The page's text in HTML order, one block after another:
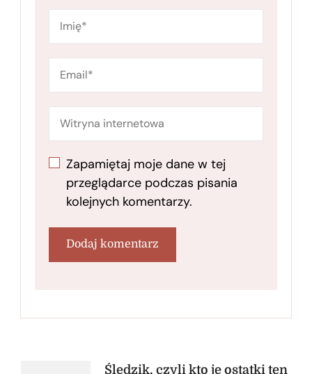
Zapamiętaj moje dane w tej
przeglądarce podczas pisania
kolejnych komentarzy.
Śledzik, czyli kto je ostatki ten